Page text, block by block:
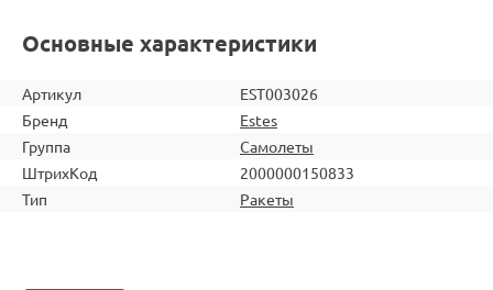
Основные характеристики
Артикул
EST003026
Бренд
Estes
Группа
Самолеты
ШтрихКод
2000000150833
Тип
Ракеты